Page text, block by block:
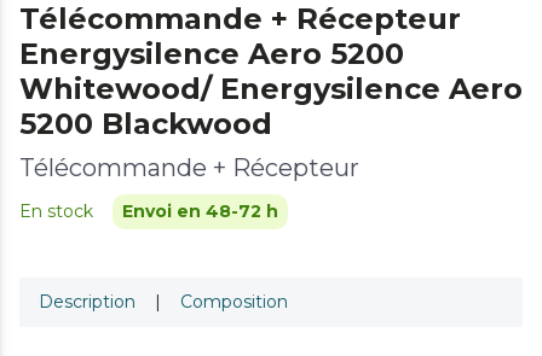
Télécommande + Récepteur
Energysilence Aero 5200
Whitewood/ Energysilence Aero
5200 Blackwood
Télécommande + Récepteur
En stock Envoi en 48-72 h
Description | Composition